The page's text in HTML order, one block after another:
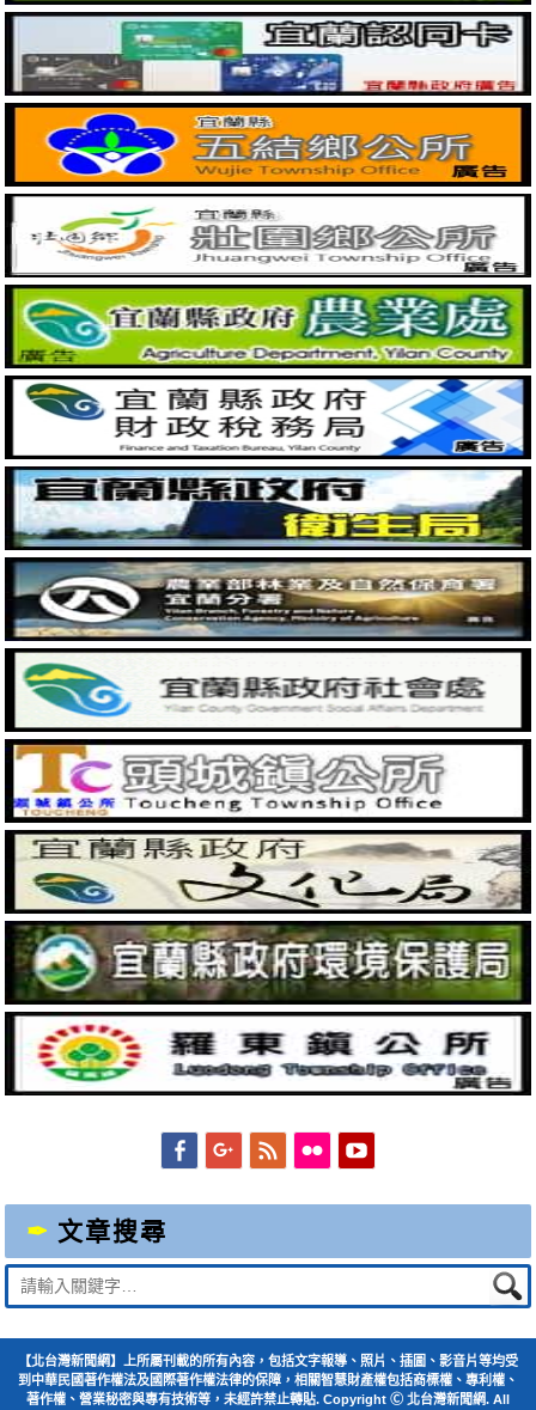
FacebookGoogleplus
Feed Flickr
文章搜尋
Suche
nach:
【北台灣新聞網】上所屬刊載的所有內容，包括文字報導、照片、插圖、影音片等均受
到中華民國著作權法及國際著作權法律的保障，相關智慧財產權包括商標權、專利權、
著作權、營業秘密與專有技術等，未經許禁止轉貼. Copyright Ⓒ 北台灣新聞網. All